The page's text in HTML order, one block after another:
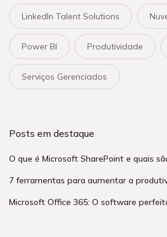
LinkedIn Talent Solutions
Power BI Produtividade
Serviços Gerenciados
Posts em destaque
O que é Microsoft SharePoint e quais
7 ferramentas para aumentar a
Microsoft Office 365: O software